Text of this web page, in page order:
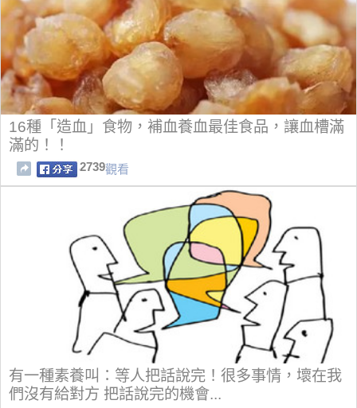
16種「造血」食物，補血養血最佳食品，讓血槽滿
滿的！！
2739觀看
有一種素養叫：等人把話說完！很多事情，壞在我
們沒有給對方 把話說完的機會...